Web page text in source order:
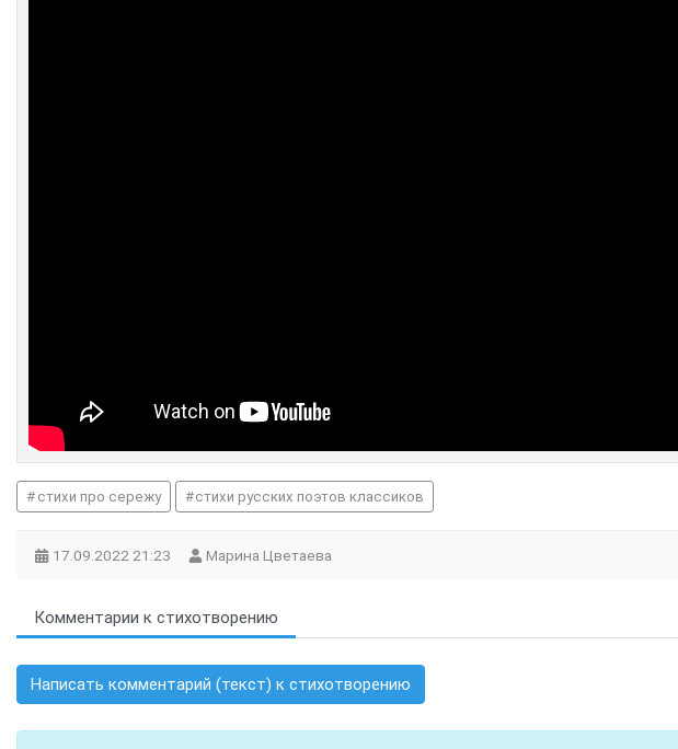
стихи про сережу стихи русских поэтов классиков
17.09.2022 21:23 Марина Цветаева
Комментарии к стихотворению
Написать комментарий (текст) к стихотворению